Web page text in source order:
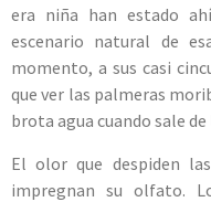
era niña han estado
escenario natural de
momento, a sus casi
que ver las palmeras
brota agua cuando sale
El olor que despiden
impregnan su olfato.